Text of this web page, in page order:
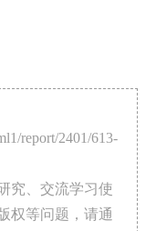
report/2401/613-
、交流学习使
权等问题，请通